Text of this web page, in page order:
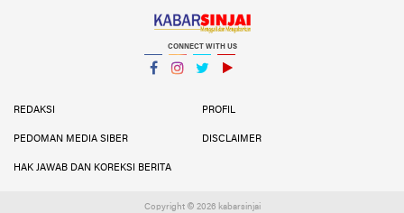
CONNECT WITH US
REDAKSI
PROFIL
PEDOMAN MEDIA SIBER DISCLAIMER
HAK JAWAB DAN KOREKSI BERITA
Copyright © 2026 kabarsinjai